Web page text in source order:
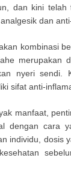
dan kini
dan
kombinasi
merupakan
nyeri sendi.
sifat anti-
manfaat,
dengan cara
individu, dosis